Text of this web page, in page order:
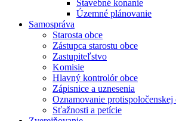
Stavebné konanie
Územné plánovanie
Samospráva
Starosta obce
Zástupca starostu obce
Zastupiteľstvo
Komisie
Hlavný kontrolór obce
Zápisnice a uznesenia
Oznamovanie protispoločenskej
Sťažnosti a petície